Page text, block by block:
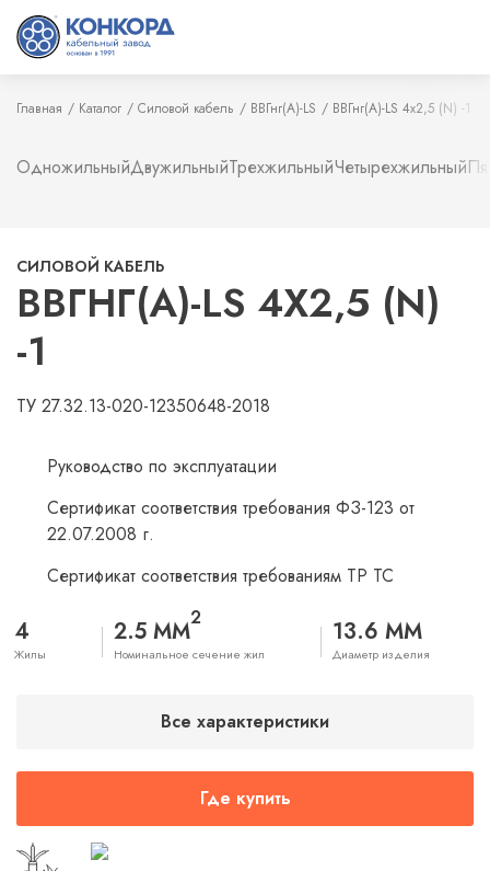
Главная Каталог Силовой кабель ВВГнг(А)-LS ВВГнг(А)-LS 4х2,5 (N) -1
ОдножильныйДвужильныйТрехжильныйЧетырехжильный
СИЛОВОЙ КАБЕЛЬ
ВВГНГ(А)-LS 4Х2,5 (N)
-1
ТУ 27.32.13-020-12350648-2018
Руководство по эксплуатации
Сертификат соответствия требования ФЗ-123 от
22.07.2008 г.
Сертификат соответствия требованиям ТР ТС
4
Жилы
2.5 ММ2
Номинальное сечение жил
13.6 ММ
Диаметр изделия
Все характеристики
Где купить